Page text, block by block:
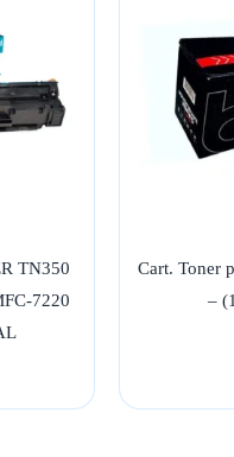
TN350
7220
Cart. Toner
–